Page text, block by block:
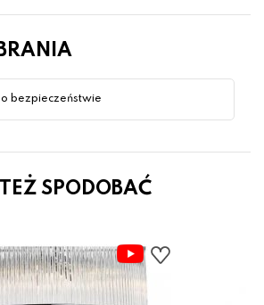
o bezpieczeństwie
SPODOBAĆ